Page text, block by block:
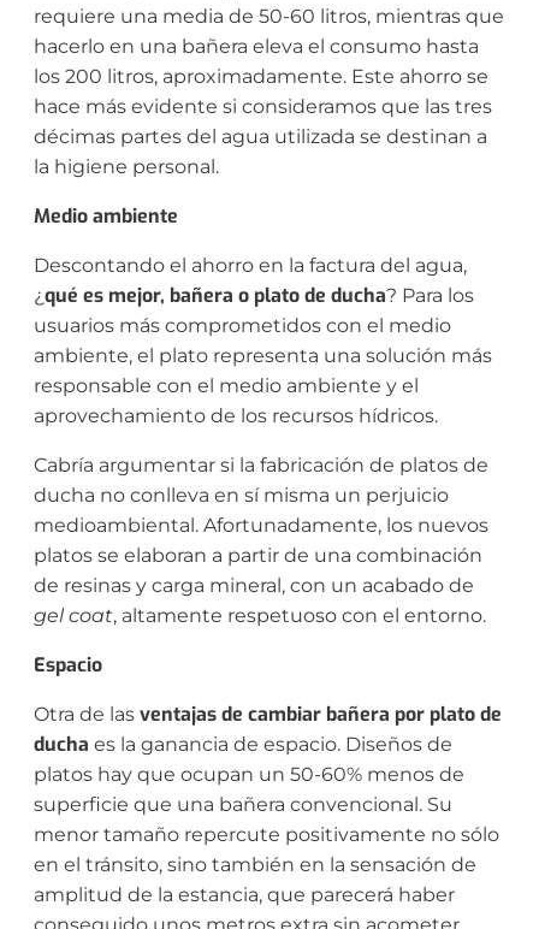
requiere una media de 50-60 litros, mientras que
hacerlo en una bañera eleva el consumo hasta
los 200 litros, aproximadamente. Este ahorro se
hace más evidente si consideramos que las tres
décimas partes del agua utilizada se destinan a
la higiene personal.
Medio ambiente
Descontando el ahorro en la factura del agua,
¿qué es mejor, bañera o plato de ducha? Para los
usuarios más comprometidos con el medio
ambiente, el plato representa una solución más
responsable con el medio ambiente y el
aprovechamiento de los recursos hídricos.
Cabría argumentar si la fabricación de platos de
ducha no conlleva en sí misma un perjuicio
medioambiental. Afortunadamente, los nuevos
platos se elaboran a partir de una combinación
de resinas y carga mineral, con un acabado de
gel coat, altamente respetuoso con el entorno.
Espacio
Otra de las ventajas de cambiar bañera por plato de
ducha es la ganancia de espacio. Diseños de
platos hay que ocupan un 50-60% menos de
superficie que una bañera convencional. Su
menor tamaño repercute positivamente no sólo
en el tránsito, sino también en la sensación de
amplitud de la estancia, que parecerá haber